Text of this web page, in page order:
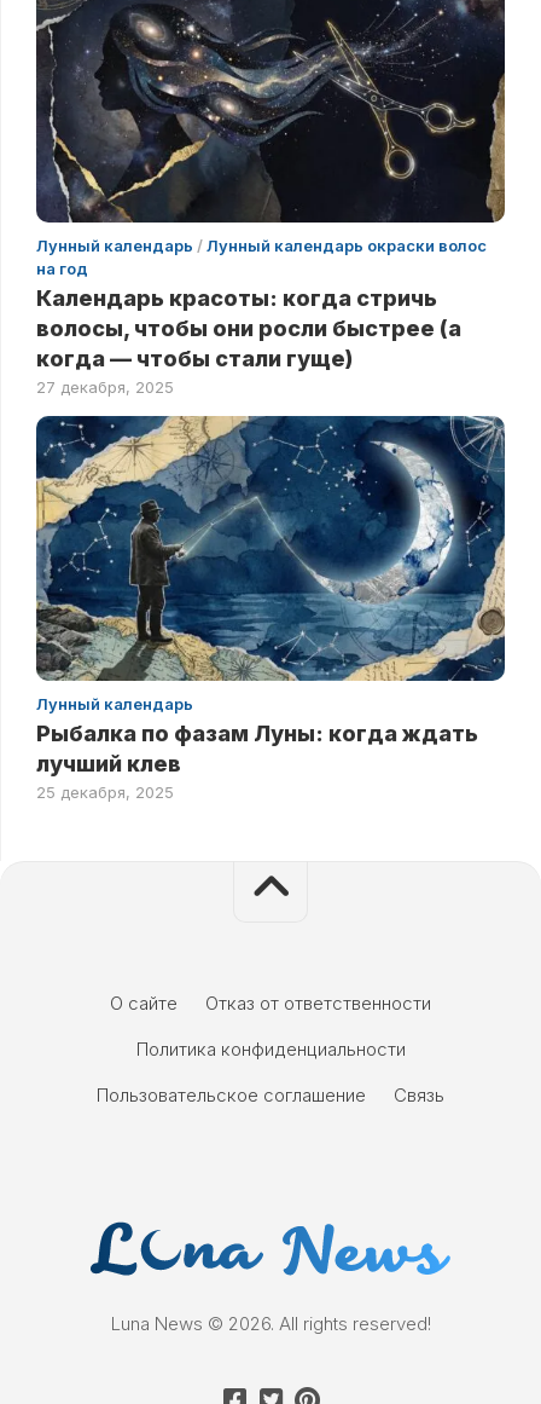
Лунный календарь /Лунный календарь окраски волос
на год
Календарь красоты: когда стричь
волосы, чтобы они росли быстрее (а
когда — чтобы стали гуще)
27 декабря, 2025
Лунный календарь
Рыбалка по фазам Луны: когда ждать
лучший клев
25 декабря, 2025
О сайте
Отказ от ответственности
Политика конфиденциальности
Пользовательское соглашение
Связь
Luna News © 2026. All rights reserved!